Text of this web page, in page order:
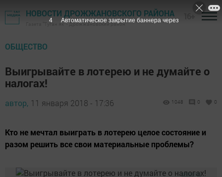
НОВОСТИ ДРОЖЖАНОВСКОГО РАЙОНА
Газета "Туган як" - Дрожжановский район
ОБЩЕСТВО
Выигрывайте в лотерею и не думайте о
налогах!
автор, 11 января 2018 - 17:36 1048 0 0
Кто не мечтал выиграть в лотерею целое состояние и
разом решить все свои материальные проблемы?
3 Автоматическое закрытие баннера через